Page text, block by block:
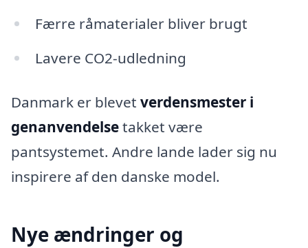
Færre råmaterialer bliver brugt
Lavere CO2-udledning
Danmark er blevet verdensmester i
genanvendelsetakket være
pantsystemet. Andre lande lader sig nu
inspirere af den danske model.
Nye ændringer og